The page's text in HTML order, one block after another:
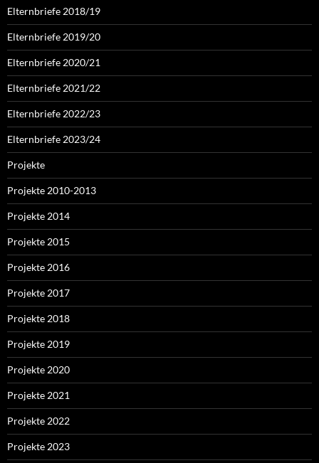
Elternbriefe 2018/19
Elternbriefe 2019/20
Elternbriefe 2020/21
Elternbriefe 2021/22
Elternbriefe 2022/23
Elternbriefe 2023/24
Projekte
Projekte 2010-2013
Projekte 2014
Projekte 2015
Projekte 2016
Projekte 2017
Projekte 2018
Projekte 2019
Projekte 2020
Projekte 2021
Projekte 2022
Projekte 2023